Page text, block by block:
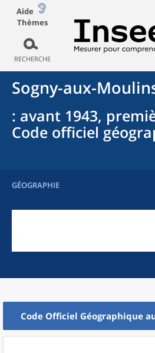
Aide
Thèmes
RECHERCHE
Sogny-aux-
: avant 1943,
Code officiel
GÉOGRAPHIE
Code Officiel Géographique